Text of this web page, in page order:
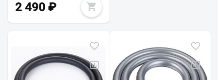
2 490 ₽